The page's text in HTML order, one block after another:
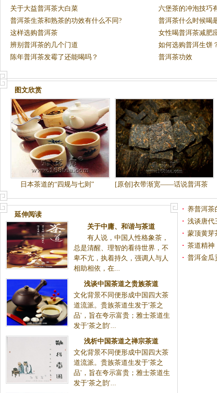
关于大益普洱茶大白菜
六堡茶的冲泡技巧
普洱茶生茶和熟茶的功效有什么不同?
普洱茶什么时候喝
这样选购普洱茶
女性喝普洱茶减肥
辨别普洱茶的几个门道
如何选购普洱生饼
陈年普洱茶发霉了还能喝吗？
普洱茶功效
图文欣赏
日本茶道的“四规与七则”
[原创]衣带渐宽——话说普洱茶
之“久食令人瘦”
延伸阅读
关于中庸、和谐与茶道
有人说，中国人性格象茶，
总是清醒、理智的看待世界，不
卑不亢，执着持久，强调人与人
相助相依，在...
浅谈中国茶道之贵族茶道
文化背景不同便形成中国四大茶
道流派。贵族茶道生发于'茶之
品'，旨在夸示富贵；雅士茶道生
发于'茶之韵'...
浅析中国茶道之禅宗茶道
文化背景不同便形成中国四大茶
道流派。贵族茶道生发于'茶之
品'，旨在夸示富贵；雅士茶道生
发于'茶之韵'...
养普洱茶
浅谈唐代
蒙顶黄芽
茶道精神
普洱金瓜